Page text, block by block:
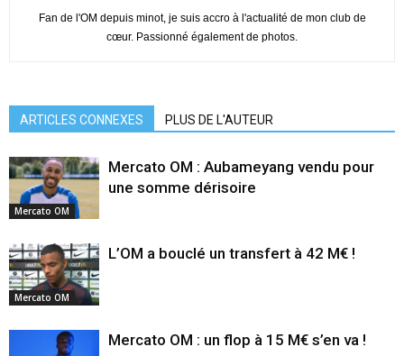
Fan de l'OM depuis minot, je suis accro à l'actualité de mon club de
cœur. Passionné également de photos.
ARTICLES CONNEXES PLUS DE L'AUTEUR
Mercato OM
Mercato OM : Aubameyang vendu pour
une somme dérisoire
Mercato OM
L’OM a bouclé un transfert à 42 M€ !
Mercato OM : un flop à 15 M€ s’en va !